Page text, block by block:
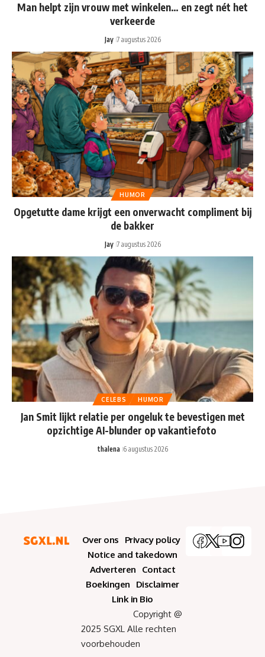
Man helpt zijn vrouw met winkelen… en zegt nét het
verkeerde
Jay 7 augustus 2026
HUMOR
Opgetutte dame krijgt een onverwacht compliment bij
de bakker
Jay 7 augustus 2026
CELEBS HUMOR
Jan Smit lijkt relatie per ongeluk te bevestigen met
opzichtige AI-blunder op vakantiefoto
thalena 6 augustus 2026
Over ons
Privacy policy
Notice and takedown
Adverteren
Contact
Boekingen
Disclaimer
Link in Bio
Copyright @
2025 SGXL Alle rechten
voorbehouden